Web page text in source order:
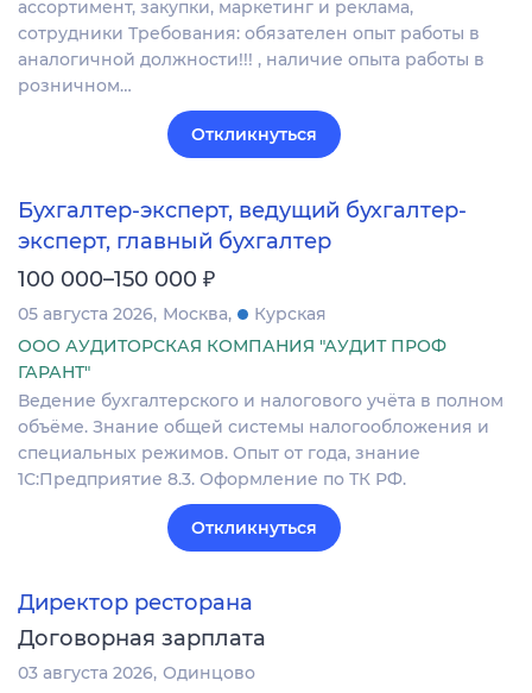
ассортимент, закупки, маркетинг и реклама,
сотрудники Требования: обязателен опыт работы в
аналогичной должности!!! , наличие опыта работы в
розничном…
Откликнуться
Бухгалтер-эксперт, ведущий бухгалтер-
эксперт, главный бухгалтер
100 000–150 000 ₽
05 августа 2026 Москва
Курская
ООО АУДИТОРСКАЯ КОМПАНИЯ "АУДИТ ПРОФ
ГАРАНТ"
Ведение бухгалтерского и налогового учёта в полном
объёме. Знание общей системы налогообложения и
специальных режимов. Опыт от года, знание
1С:Предприятие 8.3. Оформление по ТК РФ.
Откликнуться
Директор ресторана
Договорная зарплата
03 августа 2026 Одинцово